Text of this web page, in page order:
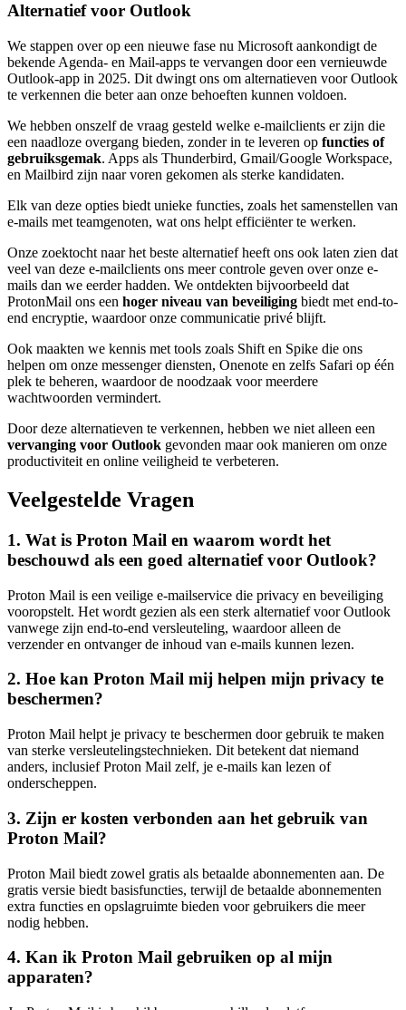
Alternatief voor Outlook
We stappen over op een nieuwe fase nu Microsoft aankondigt de
bekende Agenda- en Mail-apps te vervangen door een vernieuwde
Outlook-app in 2025. Dit dwingt ons om alternatieven voor Outlook
te verkennen die beter aan onze behoeften kunnen voldoen.
We hebben onszelf de vraag gesteld welke e-mailclients er zijn die
een naadloze overgang bieden, zonder in te leveren op functies of
gebruiksgemak. Apps als Thunderbird, Gmail/Google Workspace,
en Mailbird zijn naar voren gekomen als sterke kandidaten.
Elk van deze opties biedt unieke functies, zoals het samenstellen van
e-mails met teamgenoten, wat ons helpt efficiënter te werken.
Onze zoektocht naar het beste alternatief heeft ons ook laten zien dat
veel van deze e-mailclients ons meer controle geven over onze e-
mails dan we eerder hadden. We ontdekten bijvoorbeeld dat
ProtonMail ons een hoger niveau van beveiliging biedt met end-to-
end encryptie, waardoor onze communicatie privé blijft.
Ook maakten we kennis met tools zoals Shift en Spike die ons
helpen om onze messenger diensten, Onenote en zelfs Safari op één
plek te beheren, waardoor de noodzaak voor meerdere
wachtwoorden vermindert.
Door deze alternatieven te verkennen, hebben we niet alleen een
vervanging voor Outlook gevonden maar ook manieren om onze
productiviteit en online veiligheid te verbeteren.
Veelgestelde Vragen
1. Wat is Proton Mail en waarom wordt het
beschouwd als een goed alternatief voor Outlook?
Proton Mail is een veilige e-mailservice die privacy en beveiliging
vooropstelt. Het wordt gezien als een sterk alternatief voor Outlook
vanwege zijn end-to-end versleuteling, waardoor alleen de
verzender en ontvanger de inhoud van e-mails kunnen lezen.
2. Hoe kan Proton Mail mij helpen mijn privacy te
beschermen?
Proton Mail helpt je privacy te beschermen door gebruik te maken
van sterke versleutelingstechnieken. Dit betekent dat niemand
anders, inclusief Proton Mail zelf, je e-mails kan lezen of
onderscheppen.
3. Zijn er kosten verbonden aan het gebruik van
Proton Mail?
Proton Mail biedt zowel gratis als betaalde abonnementen aan. De
gratis versie biedt basisfuncties, terwijl de betaalde abonnementen
extra functies en opslagruimte bieden voor gebruikers die meer
nodig hebben.
4. Kan ik Proton Mail gebruiken op al mijn
apparaten?